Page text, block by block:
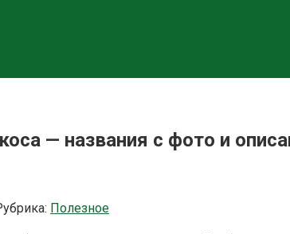
— названия с фото и
Полезное